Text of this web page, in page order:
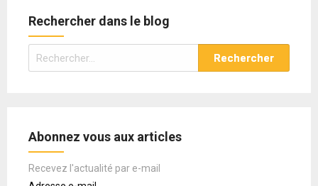
Rechercher dans le blog
Rechercher :
Abonnez vous aux articles
Recevez l'actualité par e-mail